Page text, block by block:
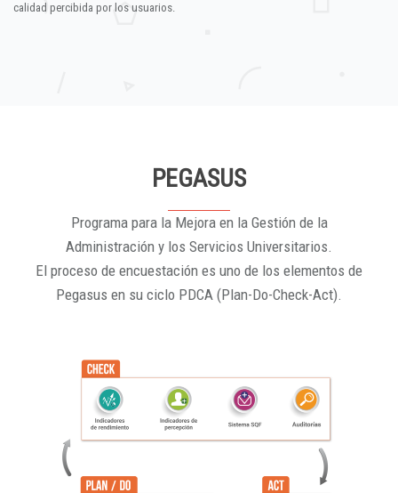
calidad percibida por los usuarios.
PEGASUS
Programa para la Mejora en la Gestión de la
Administración y los Servicios Universitarios.
El proceso de encuestación es uno de los elementos de
Pegasus en su ciclo PDCA (Plan-Do-Check-Act).